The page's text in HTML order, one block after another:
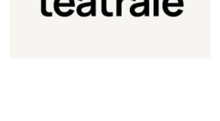
Laboratorio Teatrale